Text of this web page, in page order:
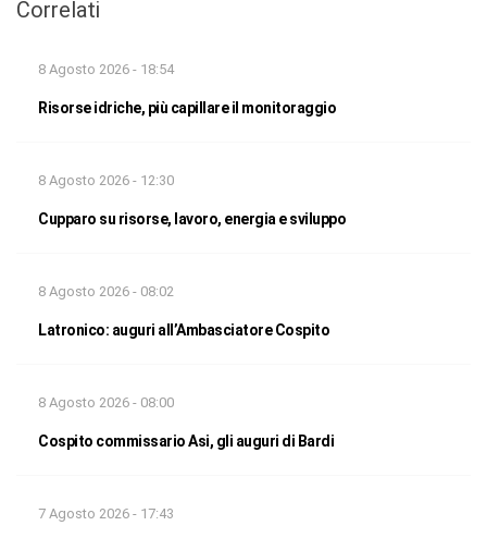
Correlati
8 Agosto 2026 - 18:54
Risorse idriche, più capillare il monitoraggio
8 Agosto 2026 - 12:30
Cupparo su risorse, lavoro, energia e sviluppo
8 Agosto 2026 - 08:02
Latronico: auguri all’Ambasciatore Cospito
8 Agosto 2026 - 08:00
Cospito commissario Asi, gli auguri di Bardi
7 Agosto 2026 - 17:43